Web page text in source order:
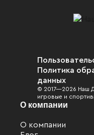
Политика
данных
© 2017—2026 Наш
игровые и
О компании
О компании